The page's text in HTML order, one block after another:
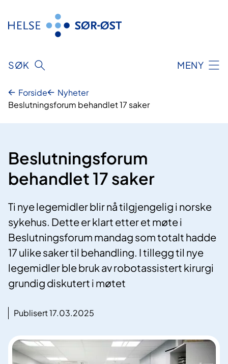
innhold
SØK MENY
Forside
Nyheter
Beslutningsforum behandlet 17 saker
Beslutningsforum
behandlet 17 saker
Ti nye legemidler blir nå tilgjengelig i norske
sykehus. Dette er klart etter et møte i
Beslutningsforum mandag som totalt hadde
17 ulike saker til behandling. I tillegg til nye
legemidler ble bruk av robotassistert kirurgi
grundig diskutert i møtet
Publisert 17.03.2025